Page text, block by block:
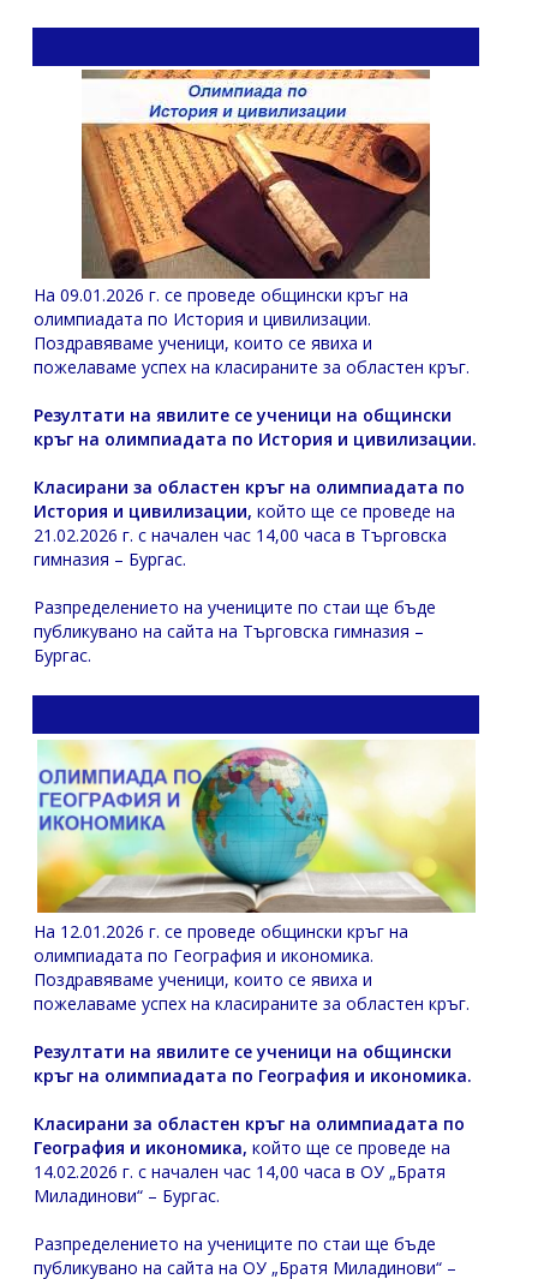
На 09.01.2026 г. се проведе общински кръг на
олимпиадата по История и цивилизации.
Поздравяваме ученици, които се явиха и
пожелаваме успех на класираните за областен кръг.
Резултати на явилите се ученици на общински
кръг на олимпиадата по История и цивилизации.
Класирани за областен кръг на олимпиадата по
История и цивилизации, който ще се проведе на
21.02.2026 г. с начален час 14,00 часа в Търговска
гимназия – Бургас.
Разпределението на учениците по стаи ще бъде
публикувано на сайта на Търговска гимназия –
Бургас.
На 12.01.2026 г. се проведе общински кръг на
олимпиадата по География и икономика.
Поздравяваме ученици, които се явиха и
пожелаваме успех на класираните за областен кръг.
Резултати на явилите се ученици на общински
кръг на олимпиадата по География и икономика.
Класирани за областен кръг на олимпиадата по
География и икономика, който ще се проведе на
14.02.2026 г. с начален час 14,00 часа в ОУ „Братя
Миладинови“ – Бургас.
Разпределението на учениците по стаи ще бъде
публикувано на сайта на ОУ „Братя Миладинови“ –